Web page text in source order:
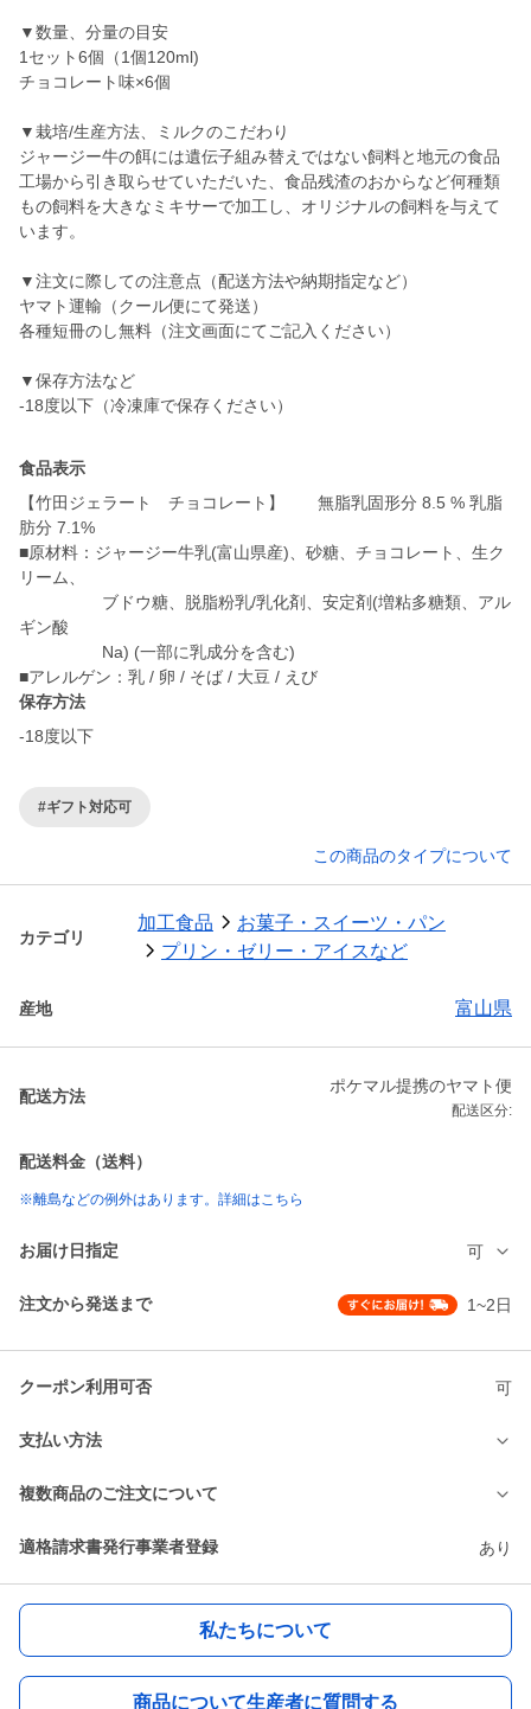
▼数量、分量の目安
1セット6個（1個120ml)
チョコレート味×6個
▼栽培/生産方法、ミルクのこだわり
ジャージー牛の餌には遺伝子組み替えではない飼料と地元の食品
工場から引き取らせていただいた、食品残渣のおからなど何種類
もの飼料を大きなミキサーで加工し、オリジナルの飼料を与えて
います。
▼注文に際しての注意点（配送方法や納期指定など）
ヤマト運輸（クール便にて発送）
各種短冊のし無料（注文画面にてご記入ください）
▼保存方法など
-18度以下（冷凍庫で保存ください）
食品表示
【竹田ジェラート チョコレート】 無脂乳固形分 8.5 % 乳脂
肪分 7.1%
■原材料：ジャージー牛乳(富山県産)、砂糖、チョコレート、生ク
リーム、
ブドウ糖、脱脂粉乳/乳化剤、安定剤(増粘多糖類、アル
ギン酸
Na) (一部に乳成分を含む)
保存方法
-18度以下
#ギフト対応可
この商品のタイプについて
カテゴリ
加工食品
お菓子・スイーツ・パン
プリン・ゼリー・アイスなど
産地 富山県
配送方法
ポケマル提携のヤマト便
配送区分:
配送料金（送料）
※離島などの例外はあります。詳細はこちら
お届け日指定 可
注文から発送まで 1~2日
クーポン利用可否 可
支払い方法
複数商品のご注文について
適格請求書発行事業者登録 あり
私たちについて
商品について生産者に質問する